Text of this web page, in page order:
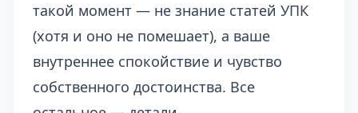
такой момент — не знание статей УПК
(хотя и оно не помешает), а ваше
внутреннее спокойствие и чувство
собственного достоинства. Все